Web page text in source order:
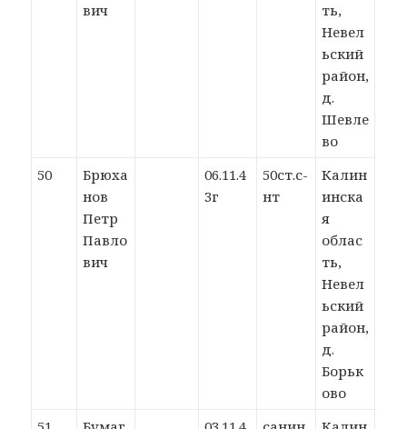
вич
ть,
Невел
ьский
район,
д.
Шевле
во
50
Брюха
нов
Петр
Павло
вич
06.11.4
3г
50ст.с-
нт
Калин
инска
я
облас
ть,
Невел
ьский
район,
д.
Борьк
ово